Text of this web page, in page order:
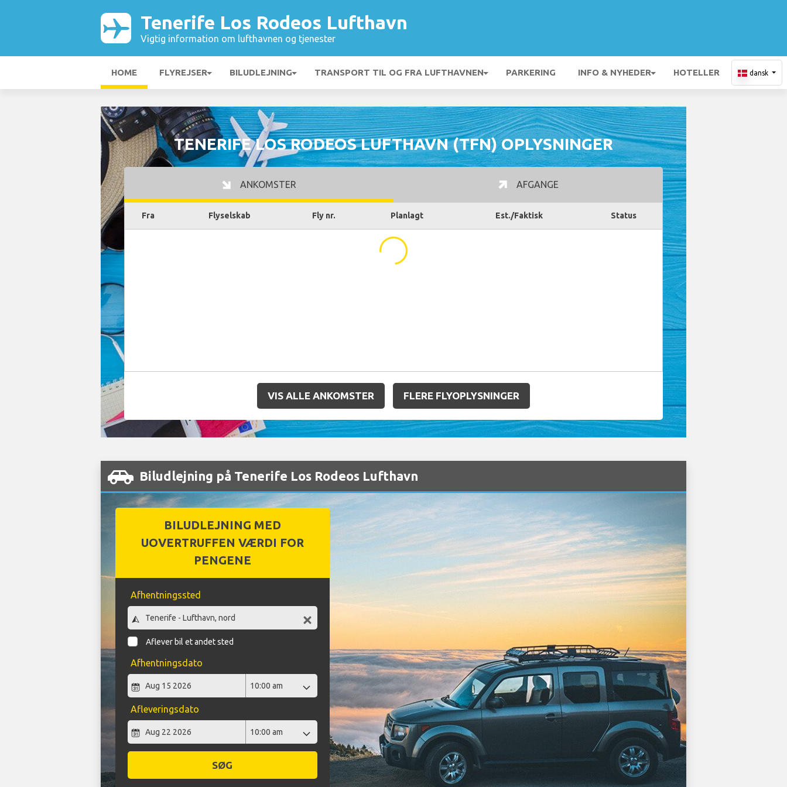
Tenerife Los Rodeos Lufthavn
Vigtig information om lufthavnen og tjenester
HOME FLYREJSER BILUDLEJNING TRANSPORT TIL OG FRA LUFTHAVNEN PARKERING INFO & NYHEDER HOTELLER dansk
TENERIFE LOS RODEOS LUFTHAVN (TFN) OPLYSNINGER
ANKOMSTER AFGANGE
Fra Flyselskab Fly nr. Planlagt Est./Faktisk Status
...
VIS ALLE ANKOMSTER FLERE FLYOPLYSNINGER
Biludlejning på Tenerife Los Rodeos Lufthavn
BILUDLEJNING MED
UOVERTRUFFEN VÆRDI FOR
PENGENE
Afhentningssted
Aflever bil et andet sted
Afhentningsdato
Afleveringsdato
SØG